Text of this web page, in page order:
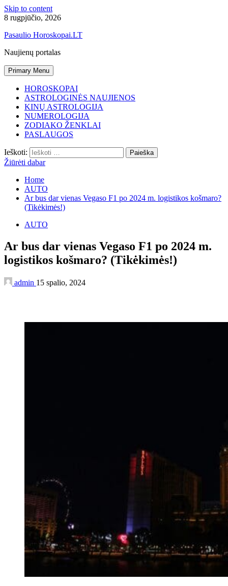
Skip to content
8 rugpjūčio, 2026
Pasaulio Horoskopai.LT
Naujienų portalas
Primary Menu
HOROSKOPAI
ASTROLOGINĖS NAUJIENOS
KINŲ ASTROLOGIJA
NUMEROLOGIJA
ZODIAKO ŽENKLAI
PASLAUGOS
Ieškoti:
Žiūrėti dabar
Home
AUTO
Ar bus dar vienas Vegaso F1 po 2024 m. logistikos košmaro?
(Tikėkimės!)
AUTO
Ar bus dar vienas Vegaso F1 po 2024 m.
logistikos košmaro? (Tikėkimės!)
admin 15 spalio, 2024